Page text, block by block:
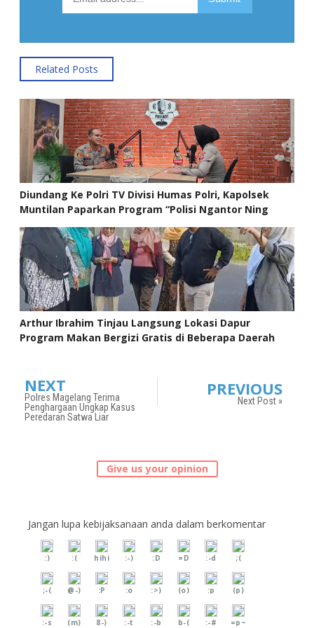
Related Posts
Diundang Ke Polri TV Divisi Humas Polri, Kapolsek
Muntilan Paparkan Program “Polisi Ngantor Ning
Ndeso”
Arthur Ibrahim Tinjau Langsung Lokasi Dapur
Program Makan Bergizi Gratis di Beberapa Daerah
NEXT
Polres Magelang Terima
Penghargaan Ungkap Kasus
Peredaran Satwa Liar
PREVIOUS
Next Post »
Give us your opinion
Jangan lupa kebijaksanaan anda dalam berkomentar
:) :( hihi :-) :D =D :-d ;(
;-( @-) :P :o :>) (o) :p (p)
:-s (m) 8-) :-t :-b b-( :-# =p~